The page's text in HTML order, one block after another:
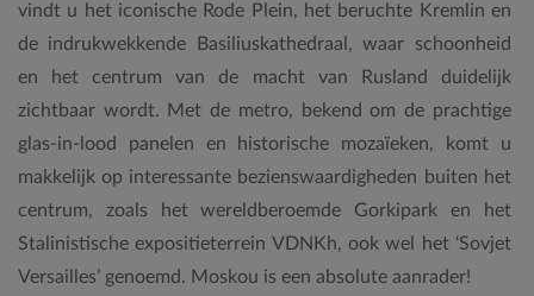
vindt u het iconische Rode Plein, het beruchte Kremlin en
de indrukwekkende Basiliuskathedraal, waar schoonheid
en het centrum van de macht van Rusland duidelijk
zichtbaar wordt. Met de metro, bekend om de prachtige
glas-in-lood panelen en historische mozaïeken, komt u
makkelijk op interessante bezienswaardigheden buiten het
centrum, zoals het wereldberoemde Gorkipark en het
Stalinistische expositieterrein VDNKh, ook wel het ‘Sovjet
Versailles’ genoemd. Moskou is een absolute aanrader!